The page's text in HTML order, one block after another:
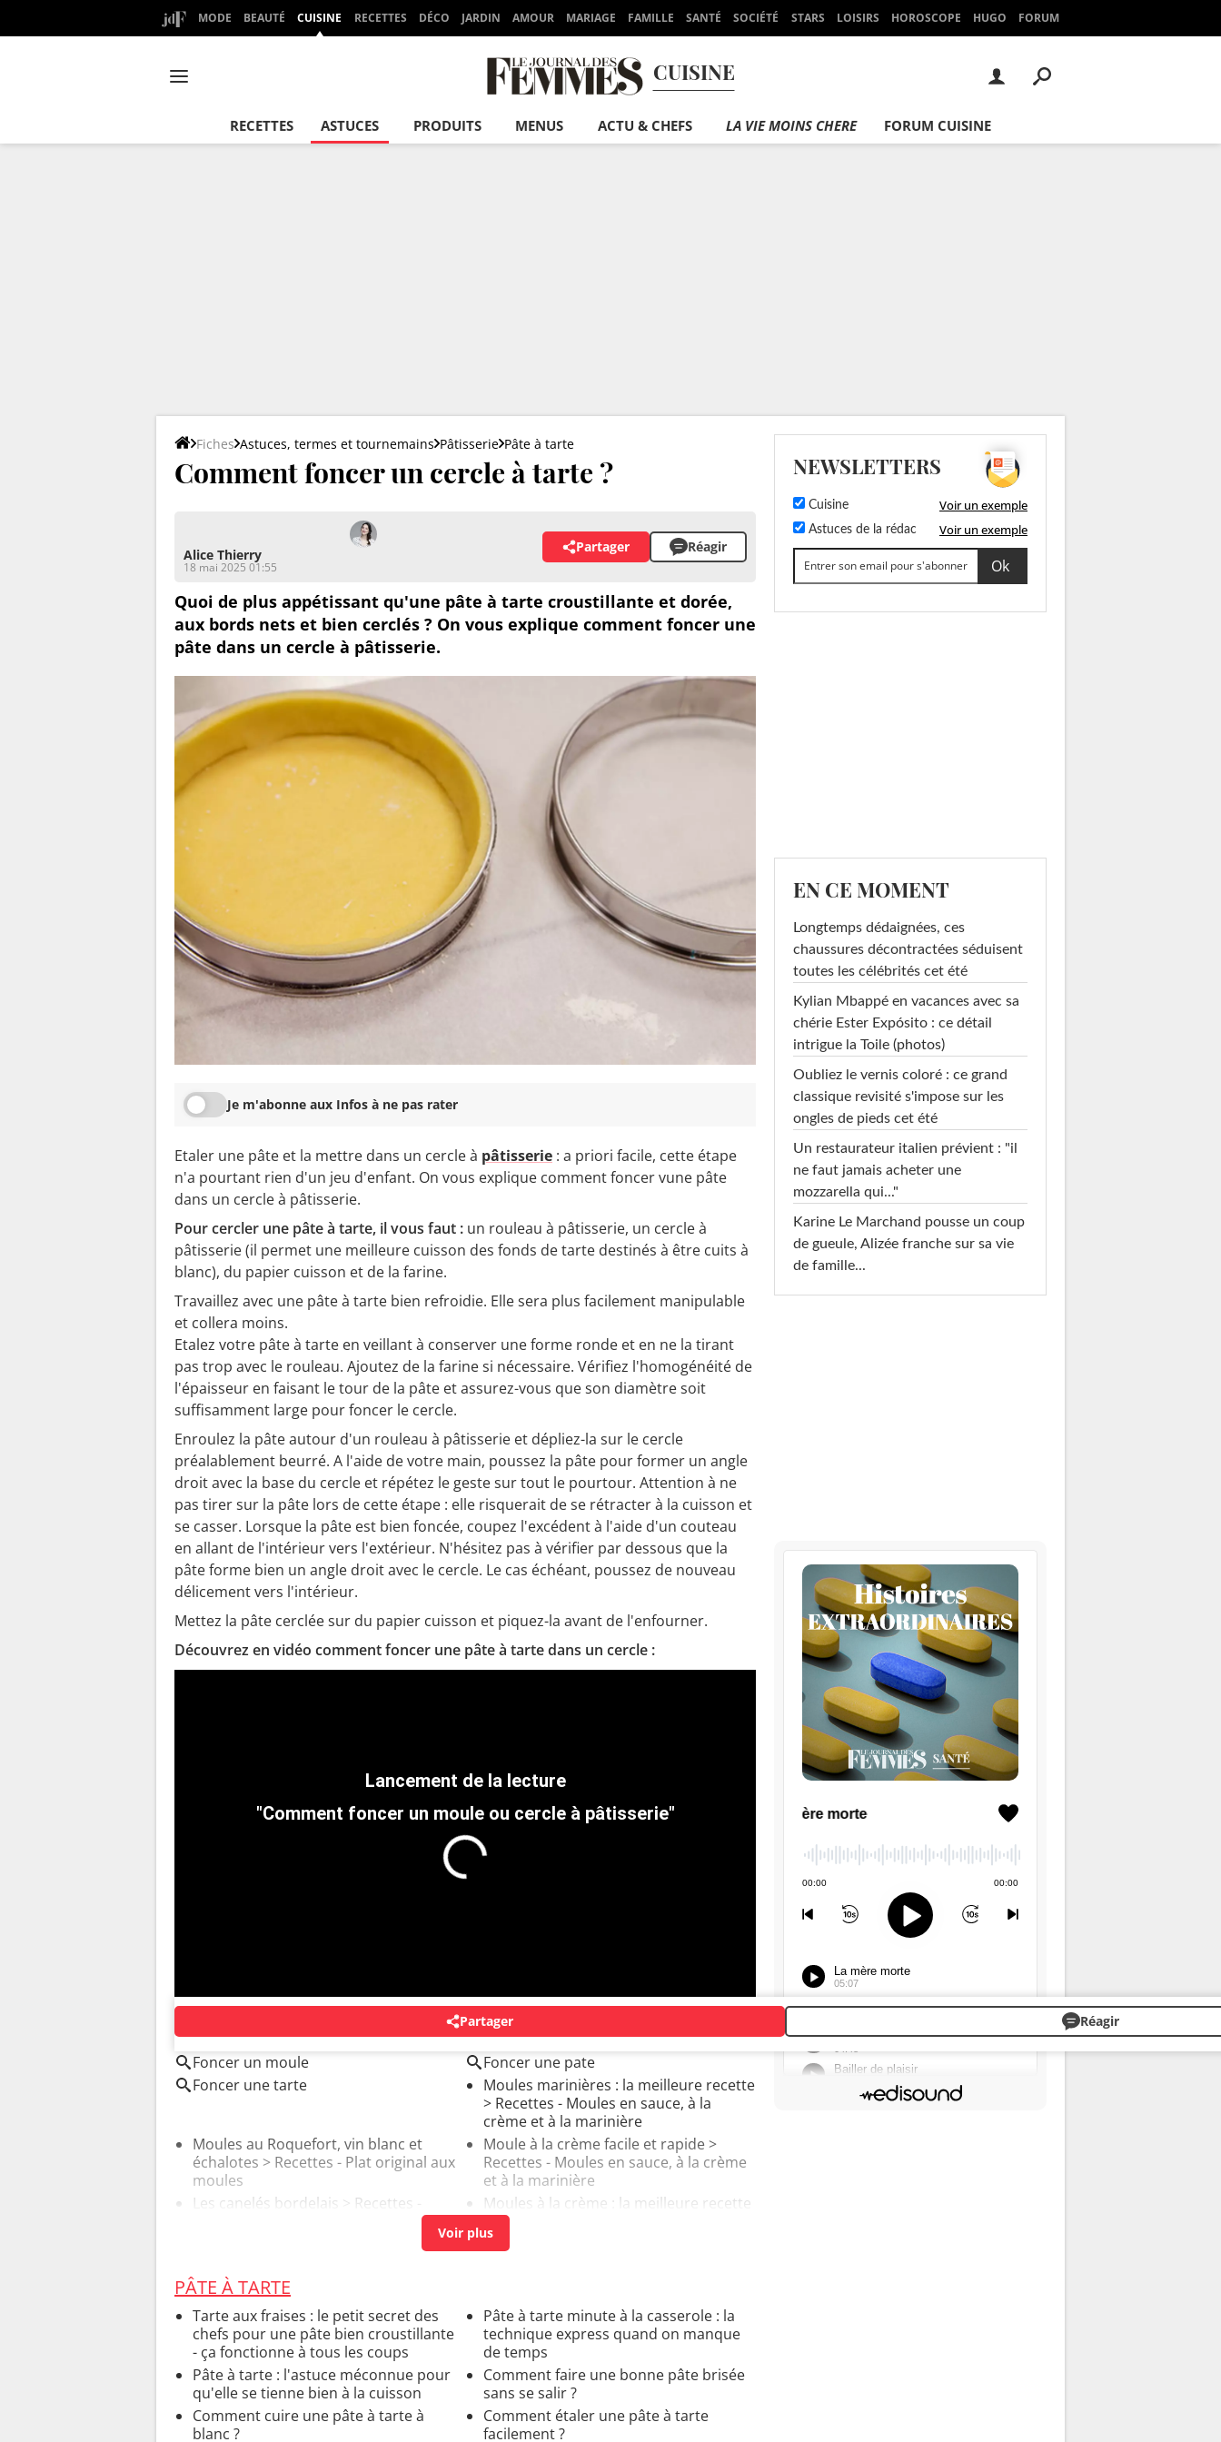
MODE BEAUTÉ CUISINE RECETTES DÉCO JARDIN AMOUR MARIAGE FAMILLE SANTÉ SOCIÉTÉ STARS LOISIRS HOROSCOPE HUGO FORUM
CUISINE
RECETTES ASTUCES PRODUITS MENUS ACTU & CHEFS LA VIE MOINS CHERE FORUM CUISINE
Fiches Astuces, termes et tournemains Pâtisserie Pâte à tarte
Comment foncer un cercle à tarte ?
Alice Thierry
18 mai 2025 01:55
Partager Réagir
Quoi de plus appétissant qu'une pâte à tarte croustillante et dorée,
aux bords nets et bien cerclés ? On vous explique comment foncer une
pâte dans un cercle à pâtisserie.
Je m'abonne aux Infos à ne pas rater
Etaler une pâte et la mettre dans un cercle à pâtisserie : a priori facile, cette étape
n'a pourtant rien d'un jeu d'enfant. On vous explique comment foncer vune pâte
dans un cercle à pâtisserie.
Pour cercler une pâte à tarte, il vous faut : un rouleau à pâtisserie, un cercle à
pâtisserie (il permet une meilleure cuisson des fonds de tarte destinés à être cuits à
blanc), du papier cuisson et de la farine.
Travaillez avec une pâte à tarte bien refroidie. Elle sera plus facilement manipulable
et collera moins.
Etalez votre pâte à tarte en veillant à conserver une forme ronde et en ne la tirant
pas trop avec le rouleau. Ajoutez de la farine si nécessaire. Vérifiez l'homogénéité de
l'épaisseur en faisant le tour de la pâte et assurez-vous que son diamètre soit
suffisamment large pour foncer le cercle.
Enroulez la pâte autour d'un rouleau à pâtisserie et dépliez-la sur le cercle
préalablement beurré. A l'aide de votre main, poussez la pâte pour former un angle
droit avec la base du cercle et répétez le geste sur tout le pourtour. Attention à ne
pas tirer sur la pâte lors de cette étape : elle risquerait de se rétracter à la cuisson et
se casser. Lorsque la pâte est bien foncée, coupez l'excédent à l'aide d'un couteau
en allant de l'intérieur vers l'extérieur. N'hésitez pas à vérifier par dessous que la
pâte forme bien un angle droit avec le cercle. Le cas échéant, poussez de nouveau
délicement vers l'intérieur.
Mettez la pâte cerclée sur du papier cuisson et piquez-la avant de l'enfourner.
Découvrez en vidéo comment foncer une pâte à tarte dans un cercle :
"Comment foncer un moule ou cercle à pâtisserie"
Partager Réagir
AUTOUR DU MÊME SUJET
Foncer un moule
Foncer une pate
Foncer une tarte
Moules marinières : la meilleure recette
> Recettes - Moules en sauce, à la
crème et à la marinière
Moules au Roquefort, vin blanc et
échalotes > Recettes - Plat original aux
moules
Moule à la crème facile et rapide>
Recettes - Moules en sauce, à la crème
et à la marinière
Les canelés bordelais > Recettes -
Moules à la crème : la meilleure recette
> Recettes - Moules en sauce, à la
crème et à la marinière
PÂTE À TARTE
Tarte aux fraises : le petit secret des
chefs pour une pâte bien croustillante
- ça fonctionne à tous les coups
Pâte à tarte minute à la casserole : la
technique express quand on manque
de temps
Pâte à tarte : l'astuce méconnue pour
qu'elle se tienne bien à la cuisson
Comment faire une bonne pâte brisée
sans se salir ?
Comment cuire une pâte à tarte à
blanc ?
Comment étaler une pâte à tarte
facilement ?
NEWSLETTERS
Cuisine Voir un exemple
Astuces de la rédac Voir un exemple
EN CE MOMENT
Longtemps dédaignées, ces
chaussures décontractées séduisent
toutes les célébrités cet été
Kylian Mbappé en vacances avec sa
chérie Ester Expósito : ce détail
intrigue la Toile (photos)
Oubliez le vernis coloré : ce grand
classique revisité s'impose sur les
ongles de pieds cet été
Un restaurateur italien prévient : "il
ne faut jamais acheter une
mozzarella qui..."
Karine Le Marchand pousse un coup
de gueule, Alizée franche sur sa vie
de famille...